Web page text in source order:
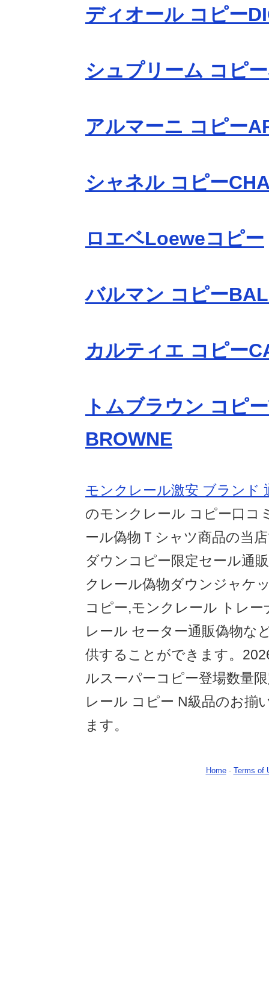
ディオール コピー
シュプリーム コピ
アルマーニ コピー
シャネル コピー
ロエベLoeweコピー
バルマン コピー
カルティエ コピー
トムブラウン コピ
BROWNE
モンクレール激安 ブランド
のモンクレール コピー口コ
ール偽物Ｔシャツ商品の当
ダウンコピー限定セール通
クレール偽物ダウンジャケ
コピー,モンクレール トレ
レール セーター通販偽物な
供することができます。
ルスーパーコピー登場数量
レール コピー N級品のお揃
ます。
Home- Terms of